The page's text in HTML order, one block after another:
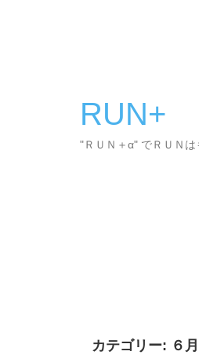
RUN+
"ＲＵＮ＋α" でＲＵＮは
カテゴリー: ６月